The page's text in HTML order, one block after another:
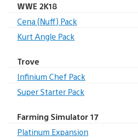
WWE 2K18
Cena (Nuff) Pack
Kurt Angle Pack
Trove
Infinium Chef Pack
Super Starter Pack
Farming Simulator 17
Platinum Expansion